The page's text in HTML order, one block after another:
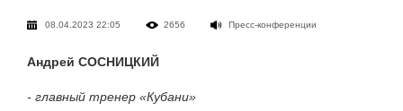
08.04.2023 22:05 2656 Пресс-конференции
Андрей СОСНИЦКИЙ
- главный тренер «Кубани»